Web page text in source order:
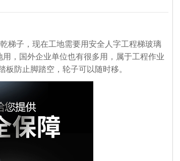
梯子，现在工地需要用安全人字工程梯玻璃
， 国外企业单位也有很多用，属于工程作业
防止脚踏空，轮子可以随时移。